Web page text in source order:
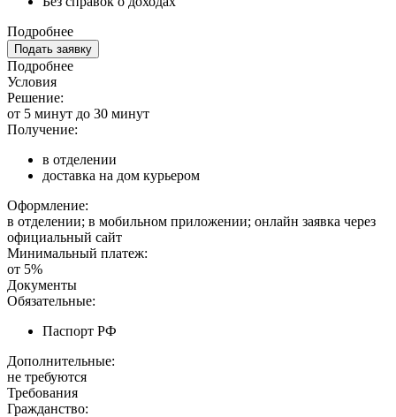
Подробнее
Подать заявку
Подробнее
Условия
Решение:
от 5 минут до 30 минут
Получение:
в отделении
доставка на дом курьером
Оформление:
в отделении; в мобильном приложении; онлайн заявка через
официальный сайт
Минимальный платеж:
от 5%
Документы
Обязательные:
Паспорт РФ
Дополнительные:
не требуются
Требования
Гражданство: